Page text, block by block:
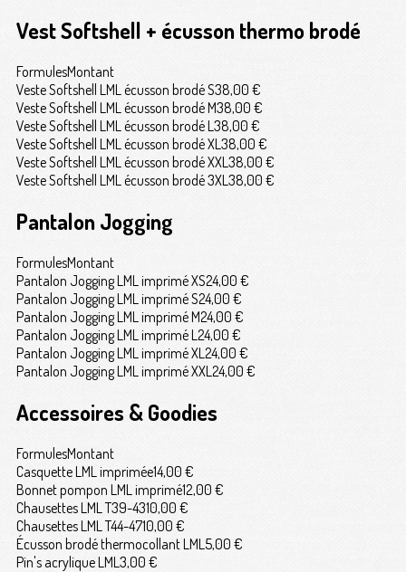
Vest Softshell + écusson thermo brodé
FormulesMontant
Veste Softshell LML écusson brodé S38,00 €
Veste Softshell LML écusson brodé M38,00 €
Veste Softshell LML écusson brodé L38,00 €
Veste Softshell LML écusson brodé XL38,00 €
Veste Softshell LML écusson brodé XXL38,00 €
Veste Softshell LML écusson brodé 3XL38,00 €
Pantalon Jogging
FormulesMontant
Pantalon Jogging LML imprimé XS24,00 €
Pantalon Jogging LML imprimé S24,00 €
Pantalon Jogging LML imprimé M24,00 €
Pantalon Jogging LML imprimé L 24,00 €
Pantalon Jogging LML imprimé XL 24,00 €
Pantalon Jogging LML imprimé XXL 24,00 €
Accessoires & Goodies
FormulesMontant
Casquette LML imprimée14,00 €
Bonnet pompon LML imprimé12,00 €
Chausettes LML T39-4310,00 €
Chausettes LML T44-4710,00 €
Écusson brodé thermocollant LML 5,00 €
Pin's acrylique LML 3,00 €